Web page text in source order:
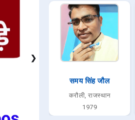
❯
समय सिंह जौल
करौली, राजस्थान
1979